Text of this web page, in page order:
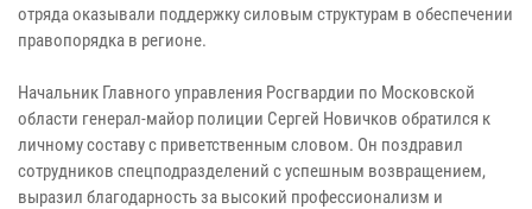
отряда оказывали поддержку силовым структурам в обеспечении
правопорядка в регионе.
Начальник Главного управления Росгвардии по Московской
области генерал-майор полиции Сергей Новичков обратился к
личному составу с приветственным словом. Он поздравил
сотрудников спецподразделений с успешным возвращением,
выразил благодарность за высокий профессионализм и